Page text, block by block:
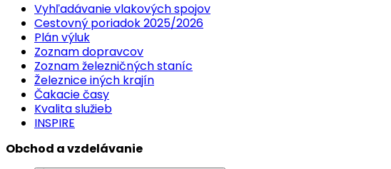
Vyhľadávanie vlakových spojov
Cestovný poriadok 2025/2026
Plán výluk
Zoznam dopravcov
Zoznam železničných staníc
Železnice iných krajín
Čakacie časy
Kvalita služieb
INSPIRE
Obchod a vzdelávanie